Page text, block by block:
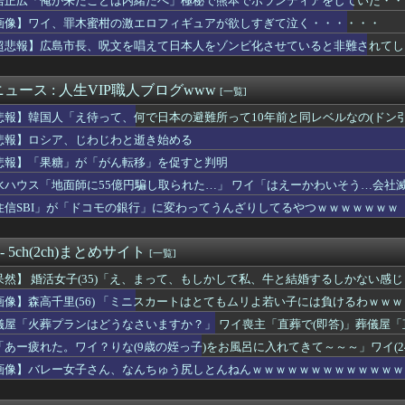
体100点の女子見つかってしまうｗｗｗｗｗｗｗｗ
ならない目にあった話をする、オカルト系で
、壮大な縦読みを仕込んでしまうｗｗｗｗｗ(※画像あり)
もない街みたいなイメージあったけど
み、日本に汚染されすぎて終わる・・・
、もう終わってたｗｗｗｗｗ
き直ってセッ●ス経験人数でマウントしはじめる・・・
か名古屋に殺到。人口増加数が全国一位に
(40)「結婚相手の条件？最低これぐらいは欲しいわね」
ートップ爆誕ｗｗｗｗｗｗｗｗｗｗｗｗｗ
イト女、クッソせこい『ツマミ食い』をして炎上
うこと
巨乳なのにそれを開示しない女優www
てきたから歯と口でブロック」元ジャンポケ斉藤の不同意性交公判
！！ところでその前足、猫じゃね？
リーパー堀さん、高須幹弥とのコラボでキレ過ぎてる動画がヤバい...
待って、何で日本の避難所って10年前と同レベルなの(ドン引き
ん、私服で腹出しwwwwwwwwwwwwwwwwwwwwww...
ん、私服で腹出しwwwwwwwwwwwwwwwwwwwwww...
学生 朝7時から学校に預けられ放課後も夜遅くまで学童に預けられ...
ん、アプリで出会った男性のスペックに関するコメントが辛辣すぎ...
像】ワイ、罪木蜜柑の激エロフィギュアが欲しすぎて泣く・・・・・・
悲報】広島市長、呪文を唱えて日本人をゾンビ化させていると非難されて
ュース : 人生VIP職人ブログwww [一覧]
報】韓国人「え待って、何で日本の避難所って10年前と同レベルなの(ドン
報】ロシア、じわじわと逝き始める
報】「果糖」が「がん転移」を促すと判明
ハウス「地面師に55億円騙し取られた…」 ワイ「はえーかわいそう…会社
信SBI」が「ドコモの銀行」に変わってうんざりしてるやつｗｗｗｗｗｗｗ
5ch(2ch)まとめサイト [一覧]
然】 婚活女子(35)「え、まって、もしかして私、牛と結婚するしかない感
像】森高千里(56) 「ミニスカートはとてもムリよ若い子には負けるわｗｗ
屋「火葬プランはどうなさいますか？」 ワイ喪主「直葬で(即答)」葬儀屋
！
あー疲れた。ワイ？りな(9歳の姪っ子)をお風呂に入れてきて～～～」ワイ
像】バレー女子さん、なんちゅう尻しとんねんｗｗｗｗｗｗｗｗｗｗｗｗｗ